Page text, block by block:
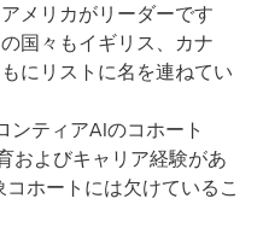
メリカがリーダーです
国々もイギリス、カナ
にリストに名を連ねてい
ンティアAIのコホート
およびキャリア経験があ
ホートには欠けているこ